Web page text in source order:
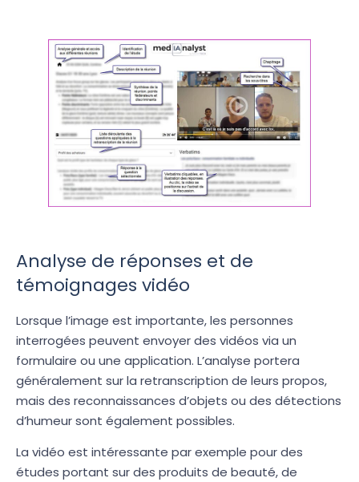
Analyse de réponses et de
témoignages vidéo
Lorsque l’image est importante, les personnes
interrogées peuvent envoyer des vidéos via un
formulaire ou une application. L’analyse portera
généralement sur la retranscription de leurs propos,
mais des reconnaissances d’objets ou des détections
d’humeur sont également possibles.
La vidéo est intéressante par exemple pour des
études portant sur des produits de beauté, de